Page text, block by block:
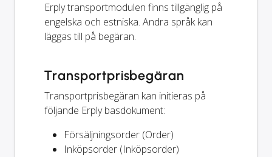
Erply transportmodulen finns tillgänglig på
engelska och estniska. Andra språk kan
läggas till på begäran.
Transportprisbegäran
Transportprisbegäran kan initieras på
följande Erply basdokument:
Försäljningsorder (Order)
Inköpsorder (Inköpsorder)